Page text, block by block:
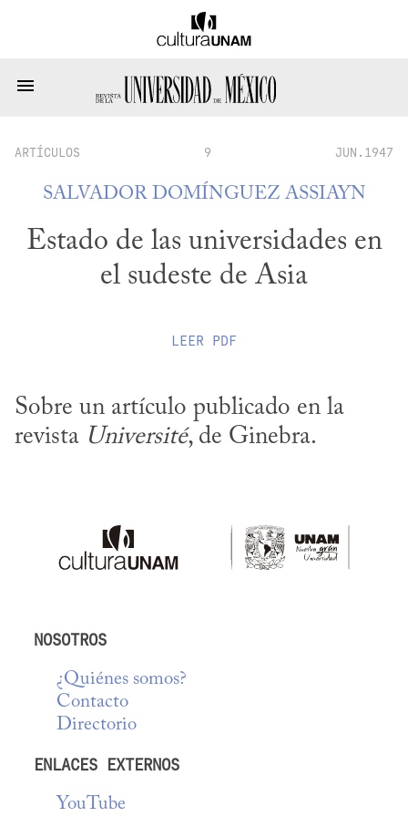
ARTÍCULOS 9 JUN.1947
SALVADOR DOMÍNGUEZ ASSIAYN
Estado de las universidades en
el sudeste de Asia
LEER PDF
Sobre un artículo publicado en la
revista Université, de Ginebra.
NOSOTROS
¿Quiénes somos?
Contacto
Directorio
ENLACES EXTERNOS
YouTube